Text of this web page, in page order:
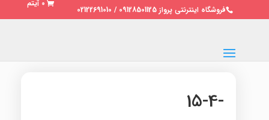
فروشگاه اینترنتی پرواز 09128501125 / 02122691010
0 آیتم
15-4-